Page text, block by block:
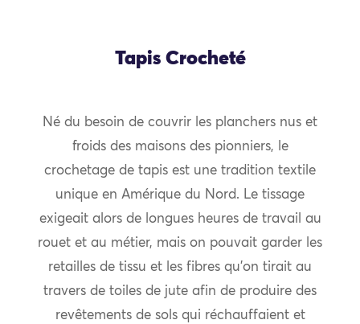
Tapis Crocheté
Né du besoin de couvrir les planchers nus et
froids des maisons des pionniers, le
crochetage de tapis est une tradition textile
unique en Amérique du Nord. Le tissage
exigeait alors de longues heures de travail au
rouet et au métier, mais on pouvait garder les
retailles de tissu et les fibres qu’on tirait au
travers de toiles de jute afin de produire des
revêtements de sols qui réchauffaient et